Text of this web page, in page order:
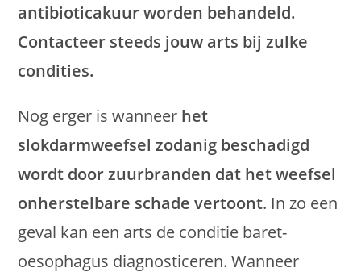
antibioticakuur worden behandeld.
Contacteer steeds jouw arts bij zulke
condities.
Nog erger is wanneer het
slokdarmweefsel zodanig beschadigd
wordt door zuurbranden dat het weefsel
onherstelbare schade vertoont. In zo een
geval kan een arts de conditie baret-
oesophagus diagnosticeren. Wanneer